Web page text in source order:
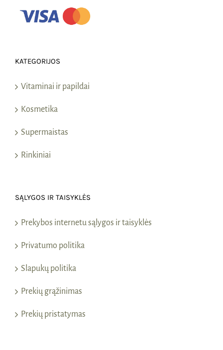
KATEGORIJOS
Vitaminai ir papildai
Kosmetika
Supermaistas
Rinkiniai
SĄLYGOS IR TAISYKLĖS
Prekybos internetu sąlygos ir taisyklės
Privatumo politika
Slapukų politika
Prekių grąžinimas
Prekių pristatymas